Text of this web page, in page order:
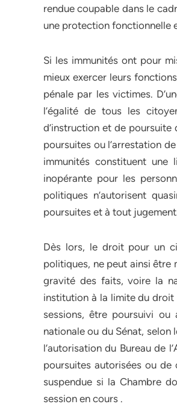
rendue coupable dans le
une protection fonctionnelle
Si les immunités ont pour
mieux exercer leurs
pénale par les victimes.
l’égalité de tous les
d’instruction et de
poursuites ou l’arrestation
immunités constituent
inopérante pour les
politiques n’autorisent
poursuites et à tout
Dès lors, le droit pour un
politiques, ne peut ainsi être
gravité des faits, voire la
institution à la limite du droit
sessions, être poursuivi ou
nationale ou du Sénat, selon
l’autorisation du Bureau de
poursuites autorisées ou de
suspendue si la Chambre
session en cours .